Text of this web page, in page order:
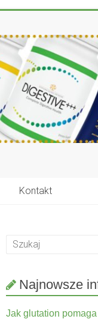
Kontakt
Najnowsze
Jak glutation